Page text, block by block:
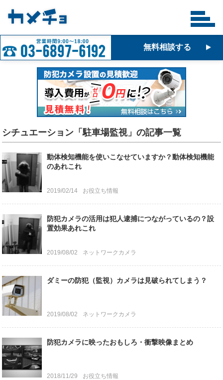
無料相談する
シチュエーション「駐車場監視」の記事一覧
動体検知機能を使いこなせていますか？動体検知機能
のあれこれ
2019/02/14 お役立ち情報
防犯カメラの活用は犯人逮捕につながっているの？設
置効果あれこれ
2019/08/02 ネットワークカメラ
ダミーの防犯（監視）カメラは見破られてしまう？
2019/08/02 ネットワークカメラ
防犯カメラに映ったおもしろ・衝撃映像まとめ
2018/11/29 お役立ち情報